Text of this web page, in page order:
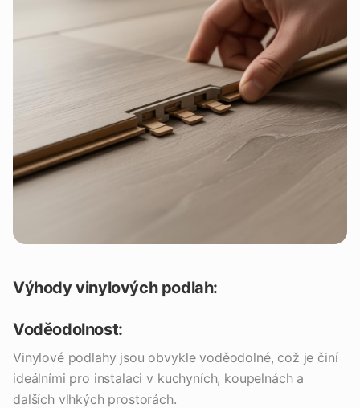
Výhody vinylových podlah:
Voděodolnost:
Vinylové podlahy jsou obvykle voděodolné, což je činí
ideálními pro instalaci v kuchyních, koupelnách a
dalších vlhkých prostorách.